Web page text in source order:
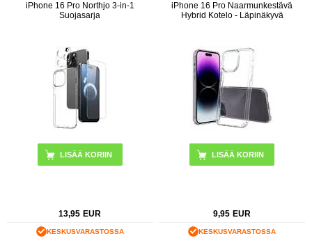
iPhone 16 Pro Northjo 3-in-1
Suojasarja
13,95 EUR
KESKUSVARASTOSSA
iPhone 16 Pro Naarmunkestävä
Hybrid Kotelo - Läpinäkyvä
9,95 EUR
KESKUSVARASTOSSA